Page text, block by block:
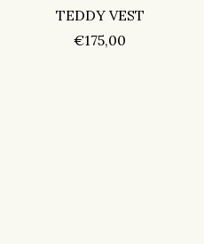
TEDDY VEST
€175,00